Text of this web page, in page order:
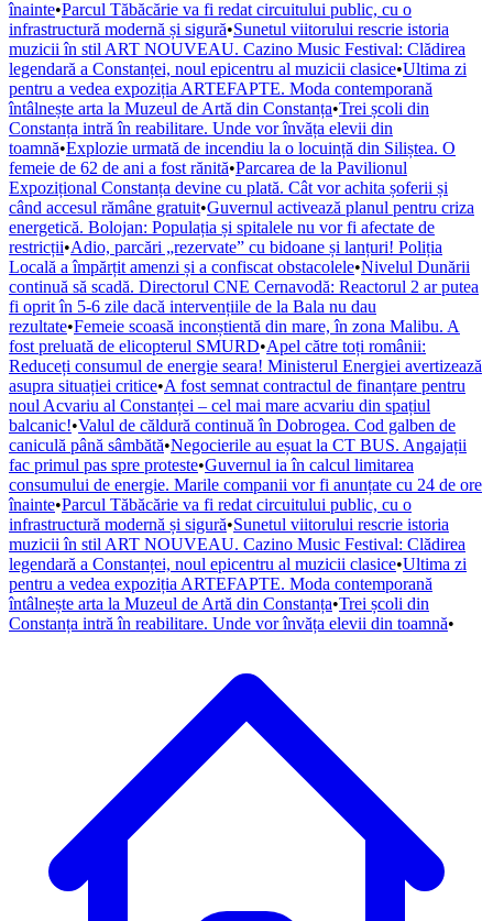
înainte•Parcul Tăbăcărie va fi redat circuitului public, cu o
infrastructură modernă și sigură•Sunetul viitorului rescrie istoria
muzicii în stil ART NOUVEAU. Cazino Music Festival: Clădirea
legendară a Constanței, noul epicentru al muzicii clasice•Ultima zi
pentru a vedea expoziția ARTEFAPTE. Moda contemporană
întâlnește arta la Muzeul de Artă din Constanța•Trei școli din
Constanța intră în reabilitare. Unde vor învăța elevii din
toamnă•Explozie urmată de incendiu la o locuință din Siliștea. O
femeie de 62 de ani a fost rănită•Parcarea de la Pavilionul
Expozițional Constanța devine cu plată. Cât vor achita șoferii și
când accesul rămâne gratuit•Guvernul activează planul pentru criza
energetică. Bolojan: Populația și spitalele nu vor fi afectate de
restricții•Adio, parcări „rezervate” cu bidoane și lanțuri! Poliția
Locală a împărțit amenzi și a confiscat obstacolele•Nivelul Dunării
continuă să scadă. Directorul CNE Cernavodă: Reactorul 2 ar putea
fi oprit în 5-6 zile dacă intervențiile de la Bala nu dau
rezultate•Femeie scoasă inconștientă din mare, în zona Malibu. A
fost preluată de elicopterul SMURD•Apel către toți românii:
Reduceți consumul de energie seara! Ministerul Energiei avertizează
asupra situației critice•A fost semnat contractul de finanțare pentru
noul Acvariu al Constanței – cel mai mare acvariu din spațiul
balcanic!•Valul de căldură continuă în Dobrogea. Cod galben de
caniculă până sâmbătă•Negocierile au eșuat la CT BUS. Angajații
fac primul pas spre proteste•Guvernul ia în calcul limitarea
consumului de energie. Marile companii vor fi anunțate cu 24 de ore
înainte•Parcul Tăbăcărie va fi redat circuitului public, cu o
infrastructură modernă și sigură•Sunetul viitorului rescrie istoria
muzicii în stil ART NOUVEAU. Cazino Music Festival: Clădirea
legendară a Constanței, noul epicentru al muzicii clasice•Ultima zi
pentru a vedea expoziția ARTEFAPTE. Moda contemporană
întâlnește arta la Muzeul de Artă din Constanța•Trei școli din
Constanța intră în reabilitare. Unde vor învăța elevii din toamnă•